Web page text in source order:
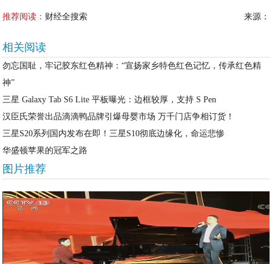
推荐阅读： 财经全搜索 来源：
相关阅读
勿忘国耻，牢记胶东红色精神：“宣扬家乡特色红色记忆，传承红色精
神”
三星 Galaxy Tab S6 Lite 平板曝光：边框较厚，支持 S Pen
汉臣氏荣誉出品滴滴鸭品牌引爆母婴市场 万千门店争相订货！
三星S20系列国内发布在即！三星S10彻底边缘化，命运悲惨
华盛顿苹果的冠军之路
图片推荐